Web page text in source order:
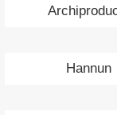
Hannun